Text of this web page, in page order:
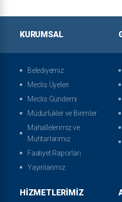
KURUMSAL
Belediyemiz
Meclis Üyeleri
Meclis Gündemi
Müdürlükler ve Birimler
Mahallelerimiz ve
Muhtarlarımız
Faaliyet Raporları
Yayınlarımız
HIZMETLERIMIZ